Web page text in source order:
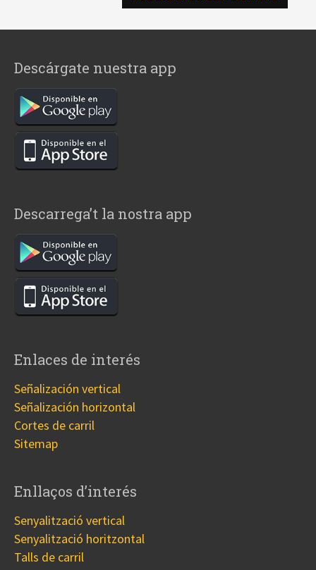
Descárgate nuestra app
Descarrega’t la nostra app
Enlaces de interés
Señalización vertical
Señalización horizontal
Cortes de carril
Sitemap
Enllaços d’interés
Senyalització vertical
Senyalització horitzontal
Talls de carril